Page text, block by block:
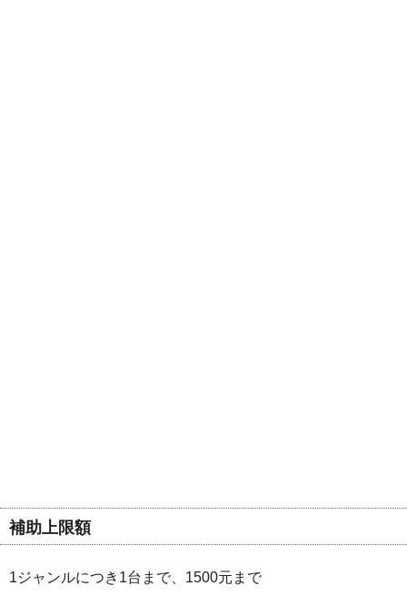
補助上限額
1ジャンルにつき1台まで、1500元まで